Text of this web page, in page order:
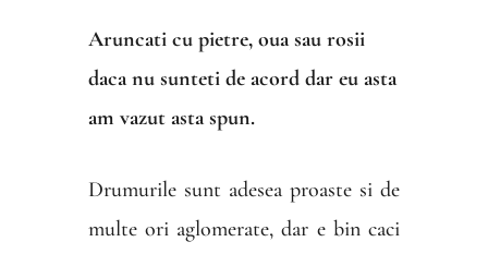
Aruncati cu pietre, oua sau rosii
daca nu sunteti de acord dar eu asta
am vazut asta spun.
Drumurile sunt adesea proaste si de
multe ori aglomerate, dar e bin caci